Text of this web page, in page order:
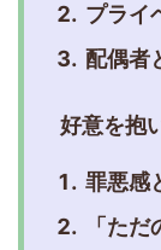
プライ
配偶者
好意を抱
罪悪感
「た